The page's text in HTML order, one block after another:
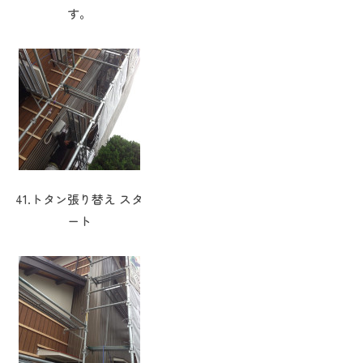
す。
41.トタン張り替え スタ
ート